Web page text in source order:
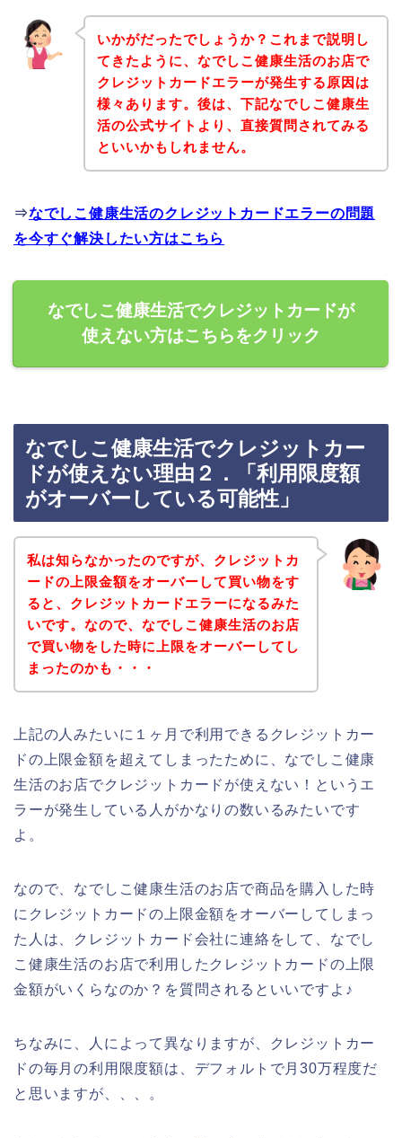
いかがだったでしょうか？これまで説明し
てきたように、なでしこ健康生活のお店で
クレジットカードエラーが発生する原因は
様々あります。後は、下記なでしこ健康生
活の公式サイトより、直接質問されてみる
といいかもしれません。
⇒なでしこ健康生活のクレジットカードエラーの問題
を今すぐ解決したい方はこちら
なでしこ健康生活でクレジットカードが
使えない方はこちらをクリック
なでしこ健康生活でクレジットカー
ドが使えない理由２．「利用限度額
がオーバーしている可能性」
私は知らなかったのですが、クレジットカ
ードの上限金額をオーバーして買い物をす
ると、クレジットカードエラーになるみた
いです。なので、なでしこ健康生活のお店
で買い物をした時に上限をオーバーしてし
まったのかも・・・
上記の人みたいに１ヶ月で利用できるクレジットカー
ドの上限金額を超えてしまったために、なでしこ健康
生活のお店でクレジットカードが使えない！というエ
ラーが発生している人がかなりの数いるみたいです
よ。
なので、なでしこ健康生活のお店で商品を購入した時
にクレジットカードの上限金額をオーバーしてしまっ
た人は、クレジットカード会社に連絡をして、なでし
こ健康生活のお店で利用したクレジットカードの上限
金額がいくらなのか？を質問されるといいですよ♪
ちなみに、人によって異なりますが、クレジットカー
ドの毎月の利用限度額は、デフォルトで月30万程度だ
と思いますが、、、。